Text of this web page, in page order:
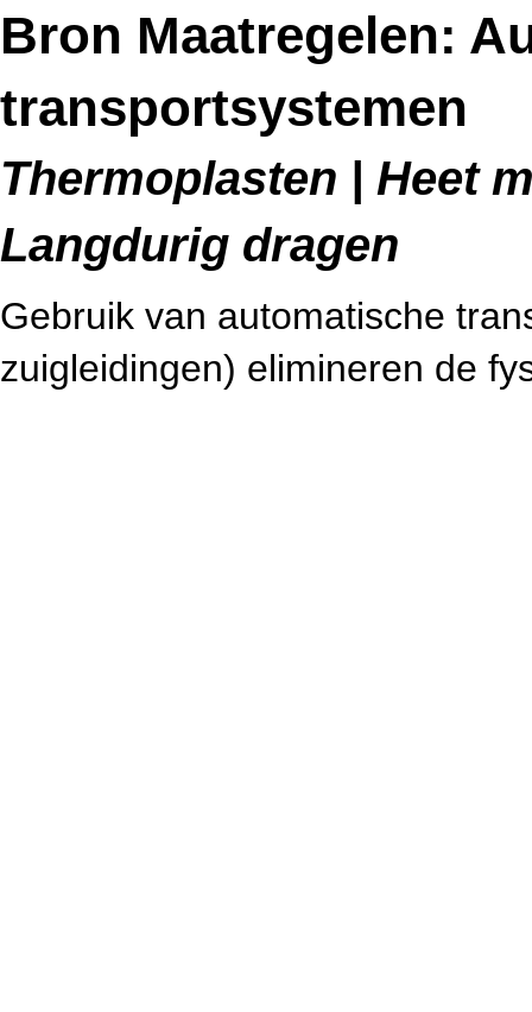
Bron Maatregelen:
transportsystemen
Thermoplasten | Heet
Langdurig dragen
Gebruik van automatische
zuigleidingen) elimineren de